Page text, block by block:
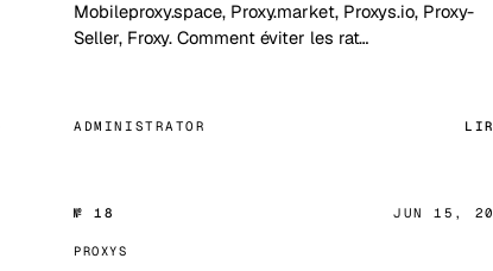
Mobileproxy.space, Proxy.market, Proxys.io, Proxy-
Seller, Froxy. Comment éviter les rat…
ADMINISTRATOR
№ 18 JUN 15,
PROXYS